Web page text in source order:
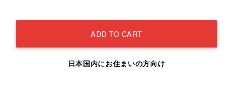
ADD TO CART
日本国内にお住まいの方向け